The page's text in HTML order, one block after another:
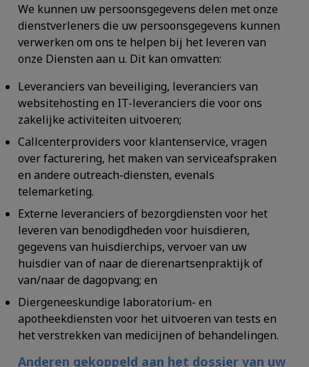
We kunnen uw persoonsgegevens delen met onze
dienstverleners die uw persoonsgegevens kunnen
verwerken om ons te helpen bij het leveren van
onze Diensten aan u. Dit kan omvatten:
Leveranciers van beveiliging, leveranciers van
websitehosting en IT-leveranciers die voor ons
zakelijke activiteiten uitvoeren;
Callcenterproviders voor klantenservice, vragen
over facturering, het maken van serviceafspraken
en andere outreach-diensten, evenals
telemarketing.
Externe leveranciers of bezorgdiensten voor het
leveren van benodigdheden voor huisdieren,
gegevens van huisdierchips, vervoer van uw
huisdier van of naar de dierenartsenpraktijk of
van/naar de dagopvang; en
Diergeneeskundige laboratorium- en
apotheekdiensten voor het uitvoeren van tests en
het verstrekken van medicijnen of behandelingen.
Anderen gekoppeld aan het dossier van uw